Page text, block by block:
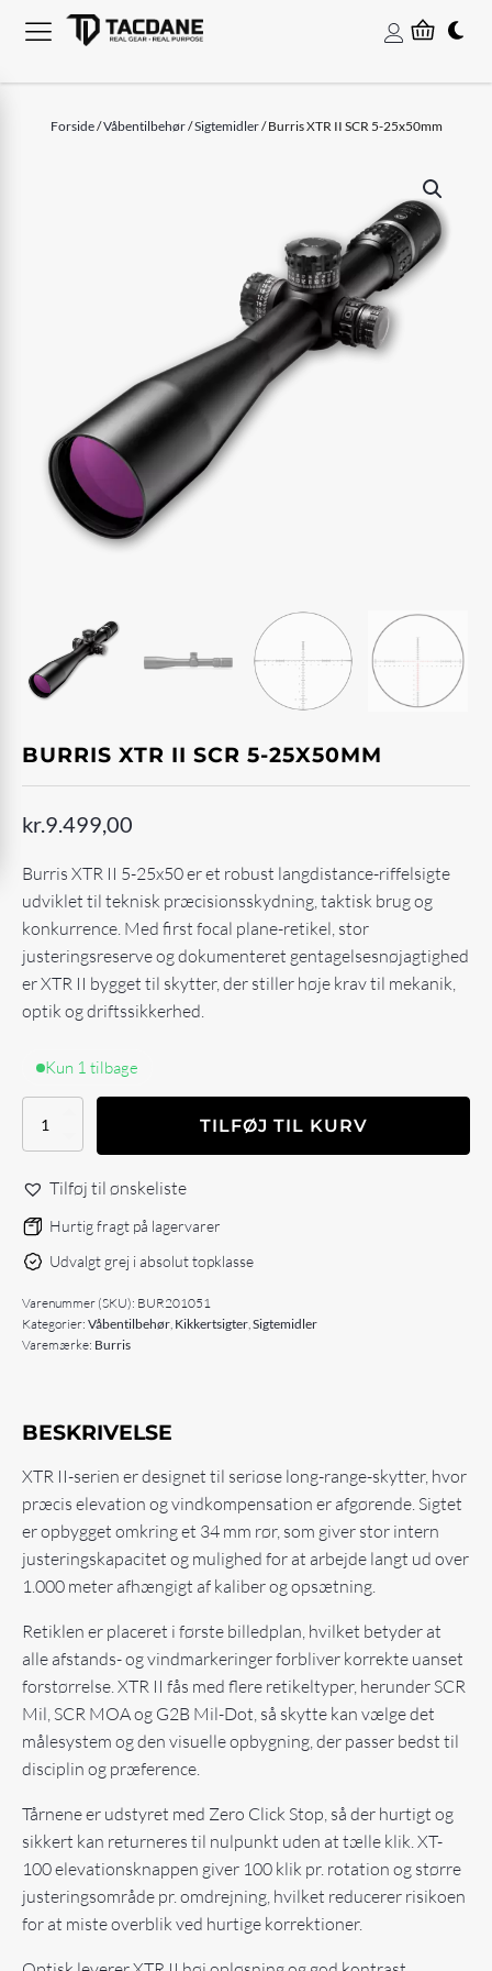
Forside/Våbentilbehør/Sigtemidler/ Burris XTR II SCR 5-25x50mm
BURRIS XTR II SCR 5-25X50MM
kr.9.499,00
Burris XTR II 5-25x50 er et robust langdistance-riffelsigte
udviklet til teknisk præcisionsskydning, taktisk brug og
konkurrence. Med first focal plane-retikel, stor
justeringsreserve og dokumenteret gentagelsesnøjagtighed
er XTR II bygget til skytter, der stiller høje krav til mekanik,
optik og driftssikkerhed.
Kun 1 tilbage
Burris
SCR
5-
25x50mm
antal
TILFØJ TIL KURV
Tilføj til ønskeliste
Hurtig fragt på lagervarer
Udvalgt grej i absolut topklasse
Varenummer (SKU): BUR201051
Kategorier: Våbentilbehør, Kikkertsigter,Sigtemidler
Varemærke: Burris
BESKRIVELSE
XTR II-serien er designet til seriøse long-range-skytter, hvor
præcis elevation og vindkompensation er afgørende. Sigtet
er opbygget omkring et 34 mm rør, som giver stor intern
justeringskapacitet og mulighed for at arbejde langt ud over
1.000 meter afhængigt af kaliber og opsætning.
Retiklen er placeret i første billedplan, hvilket betyder at
alle afstands- og vindmarkeringer forbliver korrekte uanset
forstørrelse. XTR II fås med flere retikeltyper, herunder SCR
Mil, SCR MOA og G2B Mil-Dot, så skytte kan vælge det
målesystem og den visuelle opbygning, der passer bedst til
disciplin og præference.
Tårnene er udstyret med Zero Click Stop, så der hurtigt og
sikkert kan returneres til nulpunkt uden at tælle klik. XT-
100 elevationsknappen giver 100 klik pr. rotation og større
justeringsområde pr. omdrejning, hvilket reducerer risikoen
for at miste overblik ved hurtige korrektioner.